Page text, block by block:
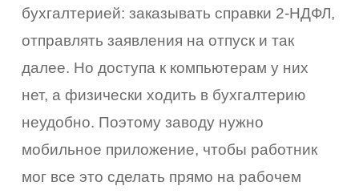
бухгалтерией: заказывать справки 2-НДФЛ,
отправлять заявления на отпуск и так
далее. Но доступа к компьютерам у них
нет, а физически ходить в бухгалтерию
неудобно. Поэтому заводу нужно
мобильное приложение, чтобы работник
мог все это сделать прямо на рабочем